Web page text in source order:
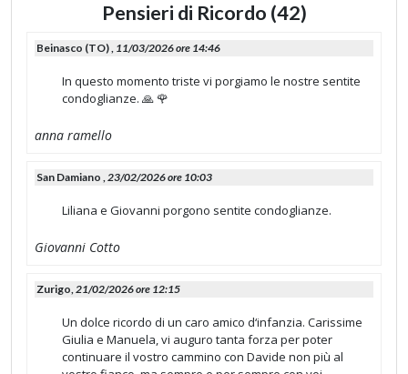
Pensieri di Ricordo (42)
Beinasco (TO) , 11/03/2026 ore 14:46
In questo momento triste vi porgiamo le nostre sentite
condoglianze. 🙏 🌹
anna ramello
San Damiano ,23/02/2026 ore 10:03
Liliana e Giovanni porgono sentite condoglianze.
Giovanni Cotto
Zurigo,21/02/2026 ore 12:15
Un dolce ricordo di un caro amico d‘infanzia. Carissime
Giulia e Manuela, vi auguro tanta forza per poter
continuare il vostro cammino con Davide non più al